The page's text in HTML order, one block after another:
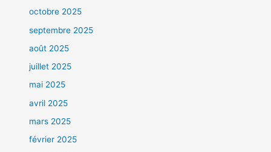
octobre 2025
septembre 2025
août 2025
juillet 2025
mai 2025
avril 2025
mars 2025
février 2025